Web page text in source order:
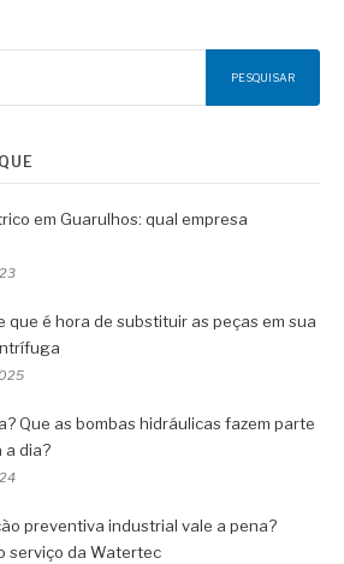
PESQUISAR
em Guarulhos: qual empresa
que é hora de substituir as peças em sua
Que as bombas hidráulicas fazem parte
a dia?
preventiva industrial vale a pena?
serviço da Watertec